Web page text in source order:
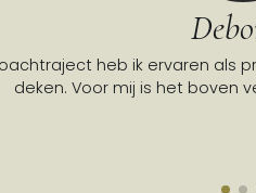
heb ik ervaren als
deken. Voor mij is het boven